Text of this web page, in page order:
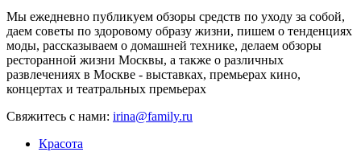
Мы ежедневно публикуем обзоры средств по уходу за собой,
даем советы по здоровому образу жизни, пишем о тенденциях
моды, рассказываем о домашней технике, делаем обзоры
ресторанной жизни Москвы, а также о различных
развлечениях в Москве - выставках, премьерах кино,
концертах и театральных премьерах
Свяжитесь с нами: irina@family.ru
Красота